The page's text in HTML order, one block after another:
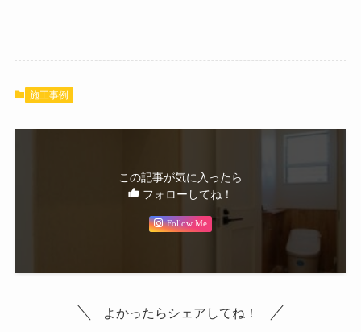
施工事例
この記事が気に入ったら
フォローしてね！
Follow Me
よかったらシェアしてね！